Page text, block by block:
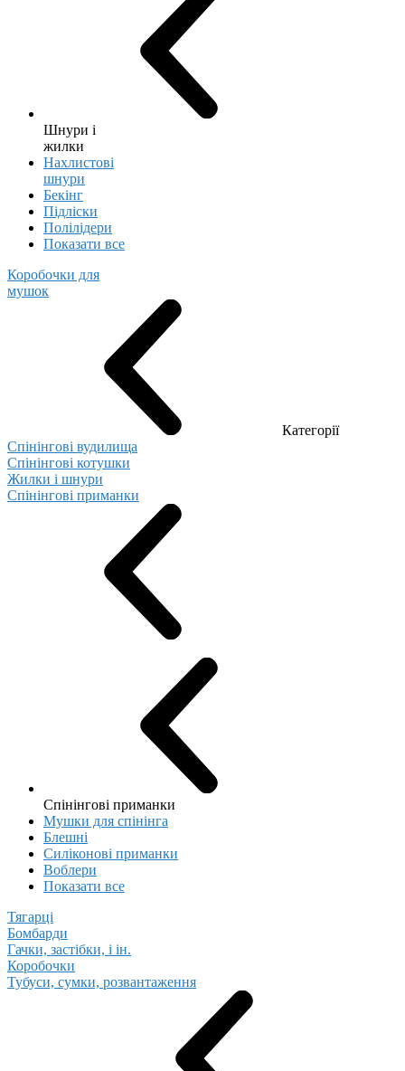
Шнури і
жилки
Нахлистові
шнури
Бекінг
Підліски
Полілідери
Показати все
Коробочки для
мушок
Категорії
Спінінгові вудилища
Спінінгові котушки
Жилки і шнури
Спінінгові приманки
Спінінгові приманки
Мушки для спінінга
Блешні
Cиліконові приманки
Воблери
Показати все
Тягарці
Бомбарди
Гачки, застібки, і ін.
Коробочки
Тубуси, сумки, розвантаження